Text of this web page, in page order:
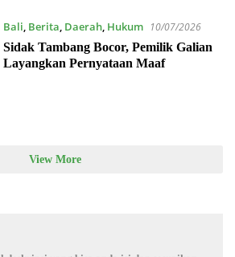
Bali, Berita, Daerah, Hukum
10/07/2026
Sidak Tambang Bocor, Pemilik Galian
Layangkan Pernyataan Maaf
View More